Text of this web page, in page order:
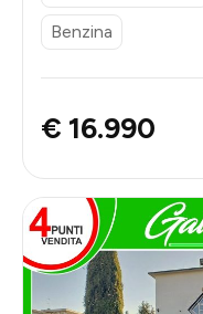
Benzina
€ 16.990